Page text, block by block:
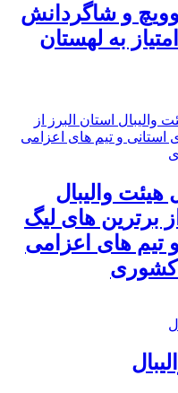
و شاگردانش
به لهستان
والیبال
برترین های لیگ
تیم های اعزامی
کشوری